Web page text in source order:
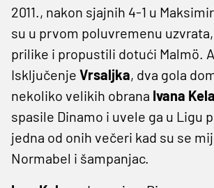
2011., nakon sjajnih 4-1 u
su u prvom poluvremenu
prilike i propustili dotući Malmö.
Isključenje Vrsaljka, dva gola
nekoliko velikih obrana Ivana
spasile Dinamo i uvele ga u Ligu
jedna od onih večeri kad su se
Normabel i šampanjac.